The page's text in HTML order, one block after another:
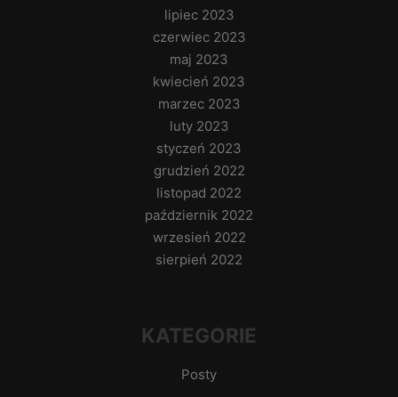
lipiec 2023
czerwiec 2023
maj 2023
kwiecień 2023
marzec 2023
luty 2023
styczeń 2023
grudzień 2022
listopad 2022
październik 2022
wrzesień 2022
sierpień 2022
KATEGORIE
Posty